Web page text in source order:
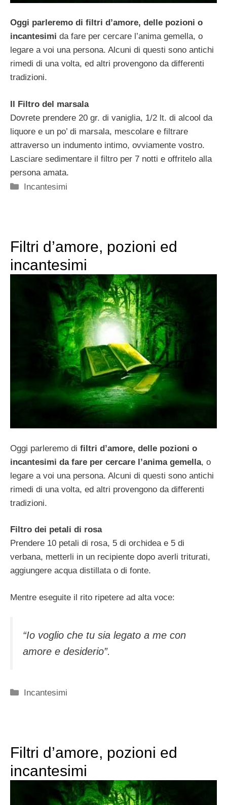
Oggi parleremo di filtri d’amore, delle pozioni o
incantesimi da fare per cercare l’anima gemella, o
legare a voi una persona. Alcuni di questi sono antichi
rimedi di una volta, ed altri provengono da differenti
tradizioni.
Il Filtro del marsala
Dovrete prendere 20 gr. di vaniglia, 1/2 lt. di alcool da
liquore e un po’ di marsala, mescolare e filtrare
attraverso un indumento intimo, ovviamente vostro.
Lasciare sedimentare il filtro per 7 notti e offritelo alla
persona amata.
Categorie
Incantesimi
Filtri d’amore, pozioni ed
incantesimi
Oggi parleremo di filtri d’amore, delle pozioni o
incantesimi da fare per cercare l’anima gemella, o
legare a voi una persona. Alcuni di questi sono antichi
rimedi di una volta, ed altri provengono da differenti
tradizioni.
Filtro dei petali di rosa
Prendere 10 petali di rosa, 5 di orchidea e 5 di
verbana, metterli in un recipiente dopo averli triturati,
aggiungere acqua distillata o di fonte.
Mentre eseguite il rito ripetere ad alta voce:
“Io voglio che tu sia legato a me con
amore e desiderio”.
Categorie
Incantesimi
Filtri d’amore, pozioni ed
incantesimi